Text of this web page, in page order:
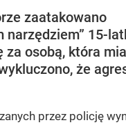
zaatakowano
narzędziem” 15-
za osobą, która
że
przez policję